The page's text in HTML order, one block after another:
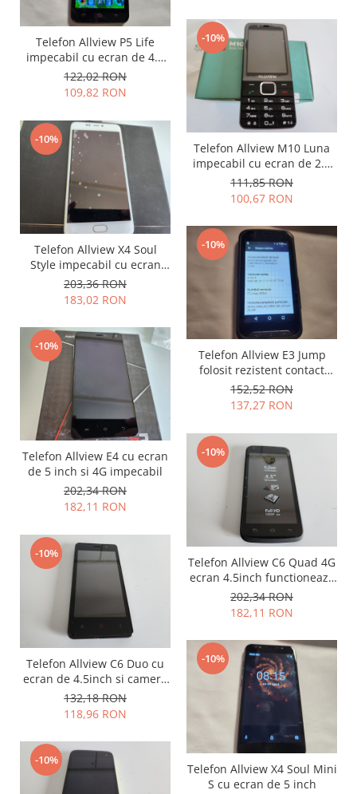
Placa de baza Allview
Alcatel
Apple
LG
Nokia
Rama mijloc telefon
Allview
LG
Nokia
Samsung
Vodafone
Xiaomi
Touchscreen
Acer
ALCATEL
Blackberry
E-BODA
Google
Motorola
Nokia
Touchscreen Huawei
Touchscreen Lenovo
Touchscreen Samsung
Telefon Allview P5 Life
impecabil cu ecran de 4.5
inch si 4G
122,02 RON
109,82 RON
-10%
Telefon Allview M10 Luna
impecabil cu ecran de 2.8
inch si tastatura
111,85 RON
100,67 RON
-10%
Telefon Allview X4 Soul
Style impecabil cu ecran
4.5inch si 4G
203,36 RON
183,02 RON
-10%
Telefon Allview E3 Jump
folosit rezistent contact
lichide si praf IP67
152,52 RON
137,27 RON
-10%
Telefon Allview E4 cu ecran
de 5 inch si 4G impecabil
202,34 RON
182,11 RON
-10%
Telefon Allview C6 Quad 4G
ecran 4.5inch functioneaza
si in Digi
202,34 RON
182,11 RON
-10%
Telefon Allview C6 Duo cu
ecran de 4.5inch si camera
5mpx
132,18 RON
118,96 RON
-10%
Telefon Allview X4 Soul Mini
S cu ecran de 5 inch
-10%